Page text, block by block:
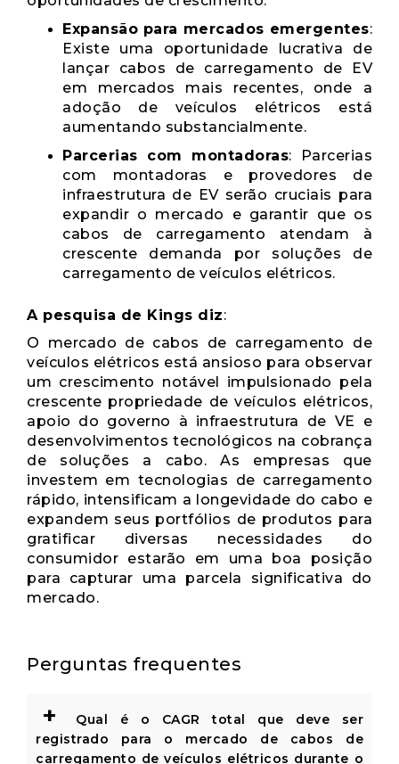
Expansão para mercados emergentes:
Existe uma oportunidade lucrativa de
lançar cabos de carregamento de EV
em mercados mais recentes, onde a
adoção de veículos elétricos está
aumentando substancialmente.
Parcerias com montadoras: Parcerias
com montadoras e provedores de
infraestrutura de EV serão cruciais para
expandir o mercado e garantir que os
cabos de carregamento atendam à
crescente demanda por soluções de
carregamento de veículos elétricos.
A pesquisa de Kings diz:
O mercado de cabos de carregamento de
veículos elétricos está ansioso para observar
um crescimento notável impulsionado pela
crescente propriedade de veículos elétricos,
apoio do governo à infraestrutura de VE e
desenvolvimentos tecnológicos na cobrança
de soluções a cabo. As empresas que
investem em tecnologias de carregamento
rápido, intensificam a longevidade do cabo e
expandem seus portfólios de produtos para
gratificar diversas necessidades do
consumidor estarão em uma boa posição
para capturar uma parcela significativa do
mercado.
Perguntas frequentes
+
Qual é o CAGR total que deve ser
registrado para o mercado de cabos de
carregamento de veículos elétricos durante o